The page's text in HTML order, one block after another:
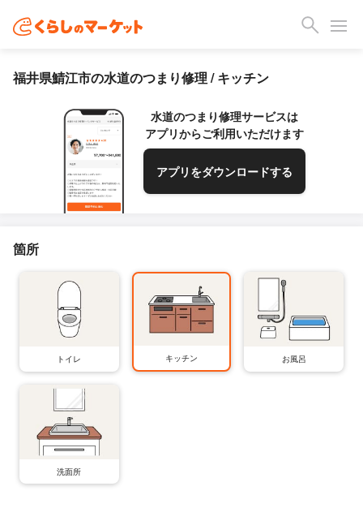
福井県鯖江市の水道のつまり修理 / キッチン
水道のつまり修理サービスは
アプリからご利用いただけます
アプリをダウンロードする
箇所
トイレ キッチン お風呂
洗面所